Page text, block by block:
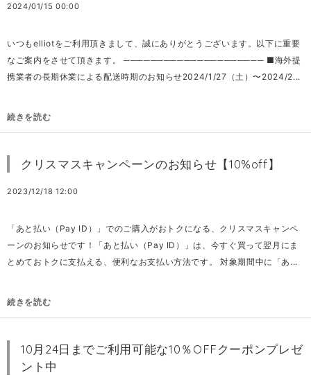
2024/01/15 00:00
いつもelliotをご利用頂きまして、誠にありがとうございます。以下に重要
なご案内をさせて頂きます。 ───────────────────── ■海外提
携業者の長期休業による配送時期のお知らせ2024/1/27（土）〜2024/2...
続きを読む
クリスマスキャンペーンのお知らせ【10%off】
2023/12/18 12:00
「あと払い（Pay ID）」でのご購入がおトクになる、クリスマスキャンペ
ーンのお知らせです！「あと払い（Pay ID）」は、今すぐ買って翌月にま
とめておトクに支払える、便利なお支払い方法です。 対象期間中に「あ...
続きを読む
10月24日までご利用可能な10％OFFクーポンプレゼ
ント中